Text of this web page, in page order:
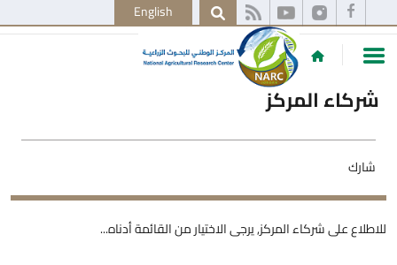
English
شركاء المركز
شارك
للاطلاع على شركاء المركز, يرجى الاختيار من القائمة أدناه...